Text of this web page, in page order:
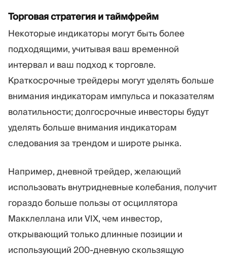
Торговая стратегия и таймфрейм
Некоторые индикаторы могут быть более
подходящими, учитывая ваш временной
интервал и ваш подход к торговле.
Краткосрочные трейдеры могут уделять больше
внимания индикаторам импульса и показателям
волатильности; долгосрочные инвесторы будут
уделять больше внимания индикаторам
следования за трендом и широте рынка.
Например, дневной трейдер, желающий
использовать внутридневные колебания, получит
гораздо больше пользы от осциллятора
Макклеллана или VIX, чем инвестор,
открывающий только длинные позиции и
использующий 200-дневную скользящую